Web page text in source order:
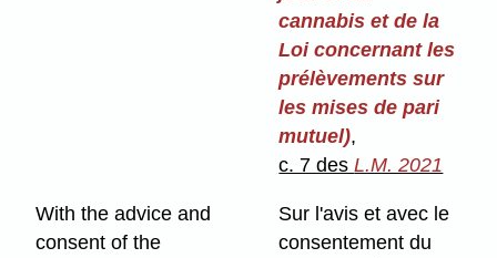
cannabis et de la
Loi concernant les
prélèvements sur
les mises de pari
mutuel),
c. 7 desL.M. 2021
With the advice and
consent of the
Sur l'avis et avec le
consentement du